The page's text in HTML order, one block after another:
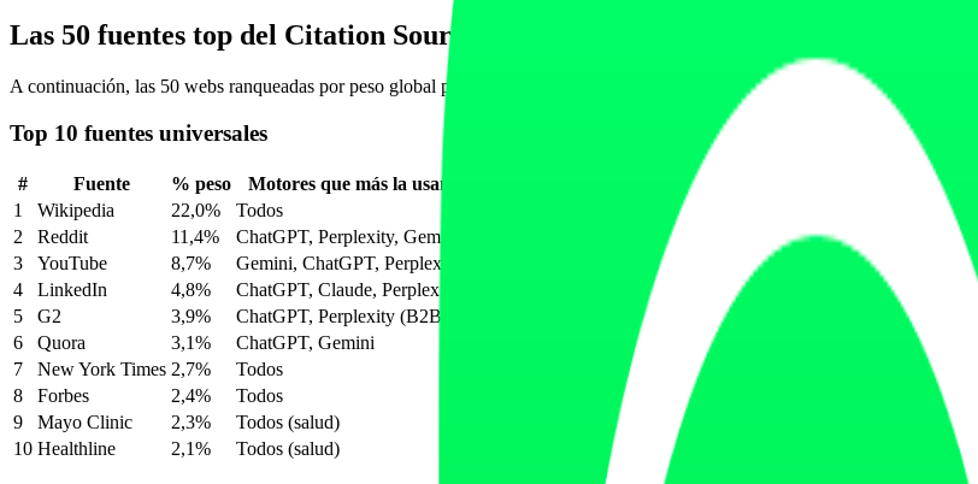
Las 50 fuentes top del Citation Source Index aplicado a fitness y wellness 2026
A continuación, las 50 webs ranqueadas por peso global ponderado para fitness, salud y wellness. El "% peso" indica qué
Top 10 fuentes universales
# Fuente % peso Motores que más la usan
Por qué importa para fitness
1
Wikipedia 22,0% Todos
Definiciones canónicas, biografías, métodos de entrenamiento,
2
Reddit 11,4% ChatGPT, Perplexity, Gemini
r/fitness, r/personaltraining, r/physicaltherapy, r/SaaS
3
YouTube 8,7% Gemini, ChatGPT, Perplexity
Tutoriales, reviews, demos de software, marca personal
4
LinkedIn 4,8% ChatGPT, Claude, Perplexity
Founder-led content, autoridad de equipo, anuncios
5
G2 3,9% ChatGPT, Perplexity (B2B)
Reviews software fitness, alternativas, comparativas
6
Quora 3,1% ChatGPT, Gemini
Preguntas largas, recomendaciones, hilos antiguos
7
New York Times 2,7% Todos
Cobertura tendencias wellness, fitness, salud pública
8
Forbes 2,4% Todos
Listicles, tendencias B2B, perfiles de founders
9
Mayo Clinic 2,3% Todos (salud)
Condiciones médicas, ejercicio terapéutico
10 Healthline 2,1% Todos (salud) Salud, fitness, nutrición divulgación